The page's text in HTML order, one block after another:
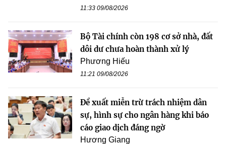
11:33 09/08/2026
Bộ Tài chính còn 198 cơ sở nhà, đất
dôi dư chưa hoàn thành xử lý
Phương Hiếu
11:21 09/08/2026
Đề xuất miễn trừ trách nhiệm dân
sự, hình sự cho ngân hàng khi báo
cáo giao dịch đáng ngờ
Hương Giang